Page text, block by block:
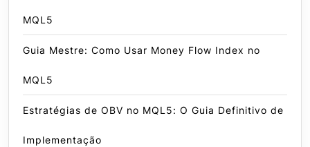
MQL5
Guia Mestre: Como Usar Money Flow Index no
MQL5
Estratégias de OBV no MQL5: O Guia Definitivo de
Implementação